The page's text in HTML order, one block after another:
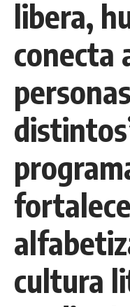
libera,
conecta
cultura